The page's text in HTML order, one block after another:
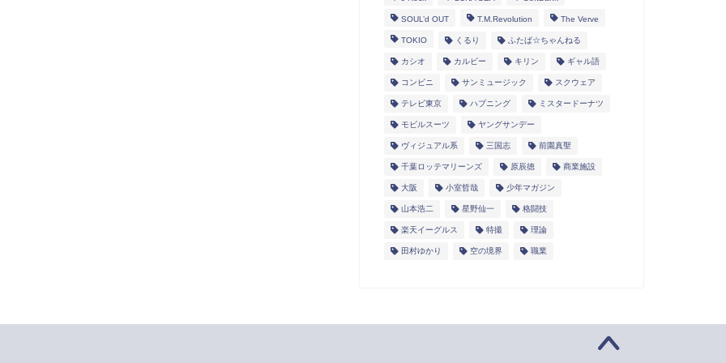
SOUL’d OUT T.M.Revolution The Verve
TOKIO くるり ふたば☆ちゃんねる
カシオ カルビー キリン ギャル語
コンビニ サンミュージック スクウェア
テレビ東京 ハプニング ミスタードーナツ
モビルスーツ ヤングサンデー
ヴィジュアル系 三国志 前園真聖
千葉ロッテマリーンズ 原辰徳 商業施設
大阪 小室哲哉 少年マガジン
山本浩二 星野仙一 格闘技
楽天イーグルス 特撮 理論
田村ゆかり 空の境界 職業